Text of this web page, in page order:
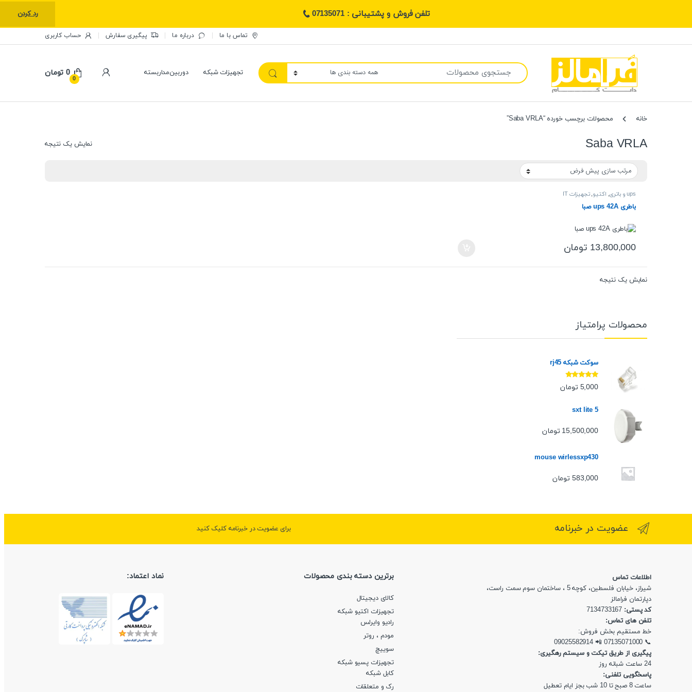
تلفن فروش و پشتیبانی : 07135071 رد کردن
تماس با ما درباره ما پیگیری سفارش حساب کاربری
جستجو برای:
تجهیزات شبکه دوربین‌مداربسته
0
0 تومان
خانه محصولات برچسب خورده “Saba VRLA”
Saba VRLA نمایش یک نتیجه
ups و باتری , اکتیو,تجهیزات IT
باطری ups 42A صبا
13,800,000 تومان
نمایش یک نتیجه
محصولات پرامتیاز
سوکت شبکه rj45
نمره5.00
از
5
5,000 تومان
sxt lite 5
15,500,000 تومان
mouse wirlessxp430
583,000 تومان
عضویت در خبرنامه برای عضویت در خبرنامه کلیک کنید
اطلاعات تماس
شیراز، خیابان فلسطین، کوچه 5 ، ساختمان سوم سمت راست،
دپارتمان فرامالز
کد پستی:
تلفن های تماس:
خط مستقیم بخش فروش:
📞
07135071000
📲
09025582914
پیگیری از طریق تیکت و سیستم رهگیری:
24 ساعت شبانه روز
پاسخگویی تلفنی:
ساعت 8 صبح تا 10 شب بجز ایام تعطیل
برترین دسته بندی محصولات
کالای دیجیتال
تجهیزات اکتیو شبکه
رادیو وایرلس
مودم ، روتر
سوییچ
تجهیزات پسیو شبکه
کابل شبکه
رک و متعلقات
نماد اعتماد: